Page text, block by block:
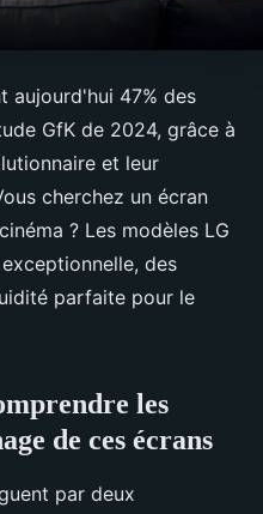
aujourd'hui 47% des
GfK de 2024, grâce à
et leur
cherchez un écran
? Les modèles LG
des
parfaite pour le
les
de ces écrans
par deux